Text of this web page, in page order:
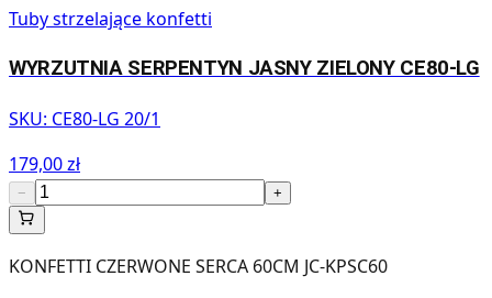
Tuby strzelające konfetti
WYRZUTNIA SERPENTYN JASNY ZIELONY CE80-LG
SKU: CE80-LG 20/1
179,00 zł
− +
KONFETTI CZERWONE SERCA 60CM JC-KPSC60